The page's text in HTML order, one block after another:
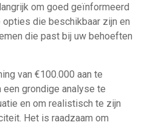
om goed geïnformeerd
die beschikbaar zijn en
die past bij uw behoeften
van €100.000 aan te
grondige analyse te
en om realistisch te zijn
Het is raadzaam om